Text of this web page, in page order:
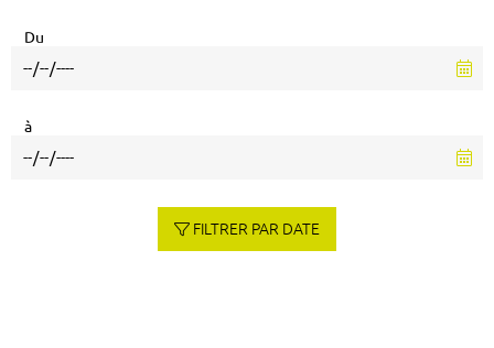
Du
à
FILTRER PAR DATE